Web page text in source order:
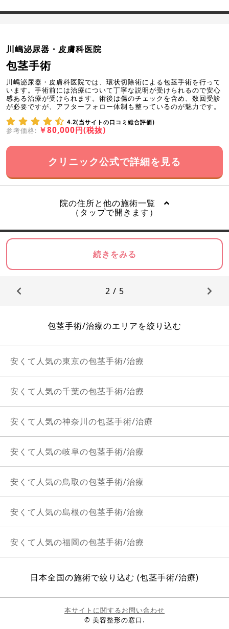
川嶋泌尿器・皮膚科医院
包茎手術
川嶋泌尿器・皮膚科医院では、環状切除術による包茎手術を行って
います。手術前には治療について丁寧な説明が受けられるので安心
感ある治療が受けられます。術後は傷のチェックを含め、数回受診
が必要ですが、アフターフォロー体制も整っているのが魅力です。
4.2(当サイトの口コミ総合評価)
参考価格: ￥80,000円(税抜)
クリニック公式で詳細を見る
院の住所と他の施術一覧
（タップで開きます）
続きをみる
2 / 5
包茎手術/治療のエリアを絞り込む
安くて人気の東京の包茎手術/治療
安くて人気の千葉の包茎手術/治療
安くて人気の神奈川の包茎手術/治療
安くて人気の岐阜の包茎手術/治療
安くて人気の鳥取の包茎手術/治療
安くて人気の島根の包茎手術/治療
安くて人気の福岡の包茎手術/治療
日本全国の施術で絞り込む (包茎手術/治療)
本サイトに関するお問い合わせ
© 美容整形の窓口.